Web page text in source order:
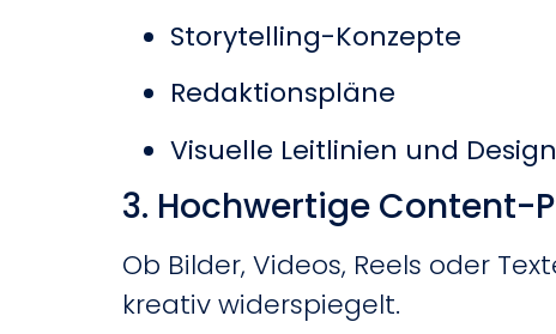
Storytelling-Konzepte
Redaktionspläne
Visuelle Leitlinien und
3. Hochwertige Content-
Ob Bilder, Videos, Reels oder
kreativ widerspiegelt.